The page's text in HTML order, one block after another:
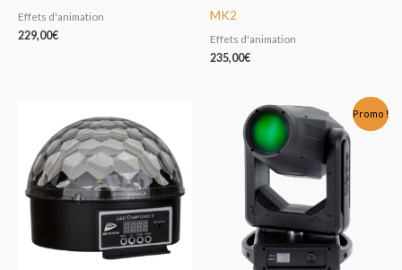
Effets d'animation
229,00€
MK2
Effets d'animation
235,00€
Promo !
Le
prix
initial
était :
999,00€.
Le
prix
actuel
est :
859,00€.